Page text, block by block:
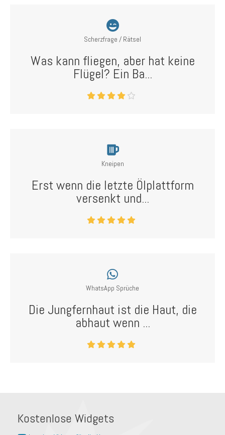
Scherzfrage / Rätsel
Was kann fliegen, aber hat keine
Flügel? Ein Ba...
Kneipen
Erst wenn die letzte Ölplattform
versenkt und...
WhatsApp Sprüche
Die Jungfernhaut ist die Haut, die
abhaut wenn ...
Kostenlose Widgets